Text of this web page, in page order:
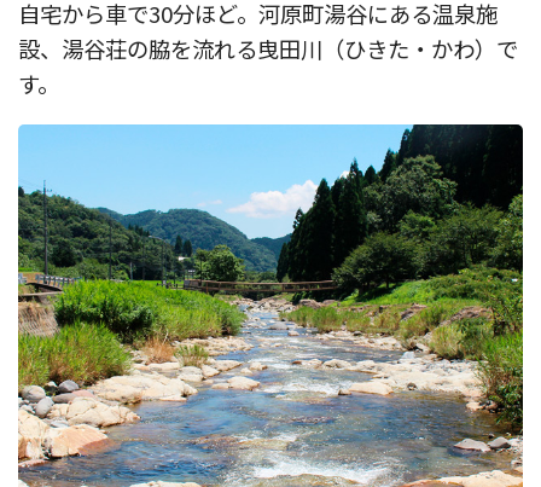
自宅から車で30分ほど。河原町湯谷にある温泉施
設、湯谷荘の脇を流れる曳田川（ひきた・かわ）で
す。